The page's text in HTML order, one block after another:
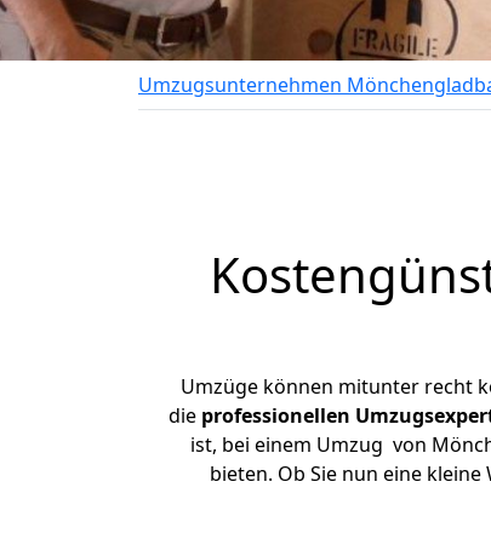
Umzugsunternehmen
Umzüge können mitunter recht
die professionellen
ist, bei einem Umzug von
bieten. Ob Sie nun eine